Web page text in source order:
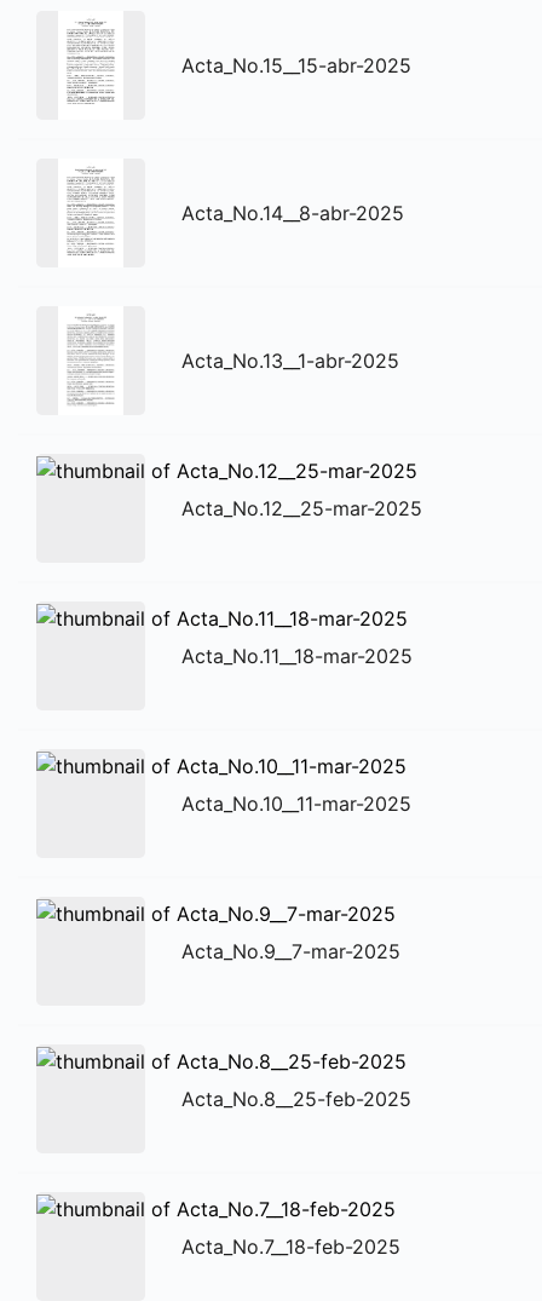
Acta_No.15__15-abr-2025
Acta_No.14__8-abr-2025
Acta_No.13__1-abr-2025
Acta_No.12__25-mar-2025
Acta_No.11__18-mar-2025
Acta_No.10__11-mar-2025
Acta_No.9__7-mar-2025
Acta_No.8__25-feb-2025
Acta_No.7__18-feb-2025